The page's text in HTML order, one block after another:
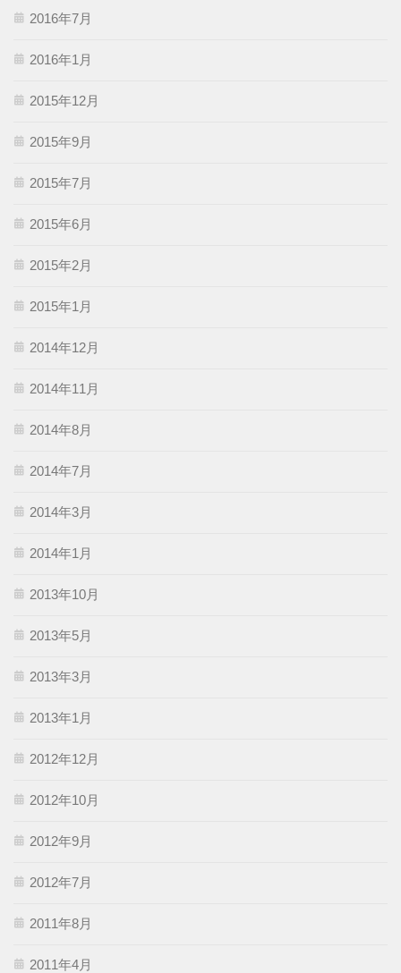
2016年7月
2016年1月
2015年12月
2015年9月
2015年7月
2015年6月
2015年2月
2015年1月
2014年12月
2014年11月
2014年8月
2014年7月
2014年3月
2014年1月
2013年10月
2013年5月
2013年3月
2013年1月
2012年12月
2012年10月
2012年9月
2012年7月
2011年8月
2011年4月